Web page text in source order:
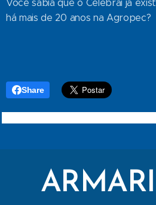
Você sabia que o Celebrai já
há mais de 20 anos na Agropec?
Share